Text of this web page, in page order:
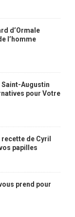
d’Ormale
l’homme
Augustin
pour Votre
de Cyril
papilles
prend pour